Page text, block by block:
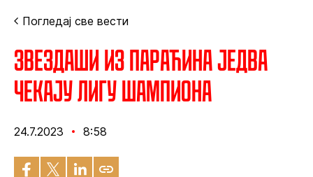
Погледај све вести
Звездаши из Параћина једва
чекају Лигу шампиона
24.7.2023 8:58